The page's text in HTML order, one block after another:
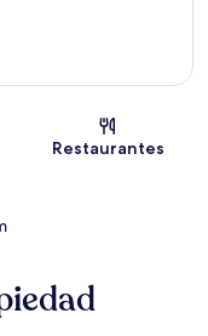
mapa
Restaurantes